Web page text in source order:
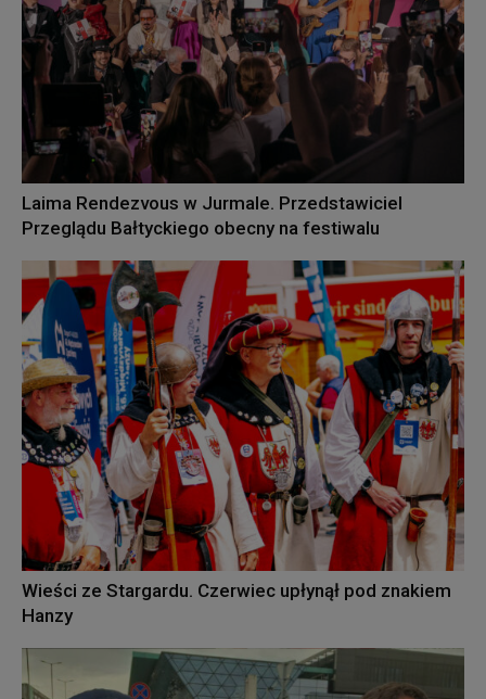
Laima Rendezvous w Jurmale. Przedstawiciel
Przeglądu Bałtyckiego obecny na festiwalu
Wieści ze Stargardu. Czerwiec upłynął pod znakiem
Hanzy